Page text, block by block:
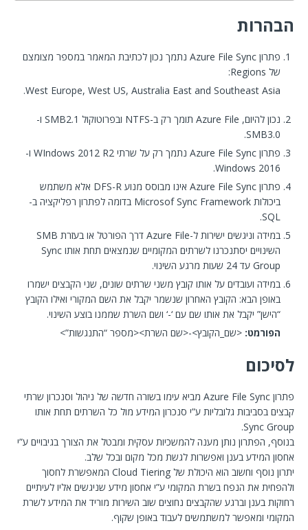
הבהרות
פתרון Azure File Sync נתמך נכון לכתיבת המאמר במספר מצומצם
של Regions:
West Europe, West US, Australia East and Southeast Asia.
נכון להיום, Azure File תומך רק ב-NTFS ובפרוטוקול SMB2.1 ו-
SMB3.0.
פתרון Azure File Sync נתמך רק על שרתי WIndows 2012 R2 ו-
Windows 2016.
פתרון Azure File Sync אינו מבוסס מנוע DFS-R אלא משתמש
ביכולות Microsof Sync Framework בדומה לפתרון רפליקציה ב-
SQL.
במידה וניגשים ישירות ל-Azure File דרך הפורטל או בעזרת SMB
השינויים יסתנכרנו לשרתים המקומיים שנמצאים תחת אותו Sync
Group עד 24 שעות מרגע השינוי.
במידה ועובדים על אותו קובץ משני שרתים שונים, שני הקבצים ישמרו
באופן הבא: הקובץ האחרון שנשמר יקבל את השם המקורי ואילו הקובץ
“הישן” יקבל את אותו שם עם ‘-‘ ושם השרת שממנו בוצע השינוי.
הפורמט: <שם_הקובץ>-<שם השרת><מספר “התנגשות”>
לסיכום
פתרון Azure File Sync מביא עימו בשורה חדשה של ניהול וסנכרון שרתי
קבצים בסביבות גלובליות ע”י סנכרון המידע מול כל השרתים תחת אותו
Sync Group.
בנוסף, הפתרון נותן מענה להמשכיות עסקית ומבטל את הצורך בגיבויים ע”י
אחסון המידע בענן ואפשרות לגשת מכל מקום ובכל שלב.
יתרון נוסף וחשוב הוא היכולת של Cloud Tiering המאפשרת לחסוך
ולהפחית את הנפח בשרת המקומי ע”י אחסון מידע שניגשים אליו לעיתיים
רחוקות בענן וברגע שהקבצים נחוצים שוב השירות מוריד את המידע לשרת
המקומי ומאפשר למשתמשים לעבוד באופן שקוף.